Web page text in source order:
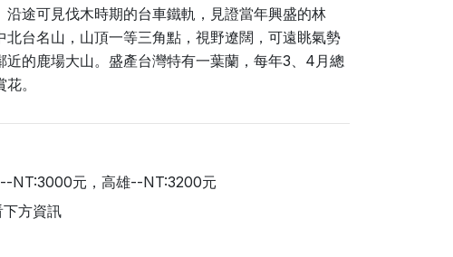
沿途可見伐木時期的台車鐵軌，見證當年興盛的林
北台名山，山頂一等三角點，視野遼闊，可遠眺氣勢
近的鹿場大山。盛產台灣特有一葉蘭，每年3、4月總
。
NT:3000元，高雄--NT:3200元
方資訊